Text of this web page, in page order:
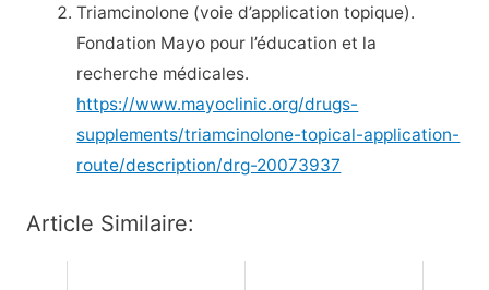
Triamcinolone (voie d’application topique).
Fondation Mayo pour l’éducation et la
recherche médicales.
https://www.mayoclinic.org/drugs-
supplements/triamcinolone-topical-application-
route/description/drg-20073937
Article Similaire: